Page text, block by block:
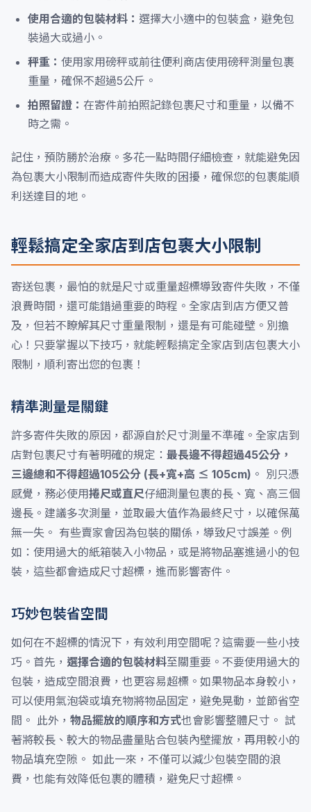
使用合適的包裝材料： 選擇大小適中的包裝盒，避免包
裝過大或過小。
秤重： 使用家用磅秤或前往便利商店使用磅秤測量包裹
重量，確保不超過5公斤。
拍照留證： 在寄件前拍照記錄包裹尺寸和重量，以備不
時之需。
記住，預防勝於治療。多花一點時間仔細檢查，就能避免因
為包裹大小限制而造成寄件失敗的困擾，確保您的包裹能順
利送達目的地。
輕鬆搞定全家店到店包裹大小限制
寄送包裹，最怕的就是尺寸或重量超標導致寄件失敗，不僅
浪費時間，還可能錯過重要的時程。全家店到店方便又普
及，但若不瞭解其尺寸重量限制，還是有可能碰壁。別擔
心！只要掌握以下技巧，就能輕鬆搞定全家店到店包裹大小
限制，順利寄出您的包裹！
精準測量是關鍵
許多寄件失敗的原因，都源自於尺寸測量不準確。全家店到
店對包裹尺寸有著明確的規定： 最長邊不得超過45公分，
三邊總和不得超過105公分 (長+寬+高 ≤ 105cm) 。 別只憑
感覺，務必使用捲尺或直尺仔細測量包裹的長、寬、高三個
邊長。建議多次測量，並取最大值作為最終尺寸，以確保萬
無一失。 有些賣家會因為包裝的關係，導致尺寸誤差。例
如：使用過大的紙箱裝入小物品，或是將物品塞進過小的包
裝，這些都會造成尺寸超標，進而影響寄件。
巧妙包裝省空間
如何在不超標的情況下，有效利用空間呢？這需要一些小技
巧。首先， 選擇合適的包裝材料至關重要。不要使用過大的
包裝，造成空間浪費，也更容易超標。如果物品本身較小，
可以使用氣泡袋或填充物將物品固定，避免晃動，並節省空
間。 此外， 物品擺放的順序和方式也會影響整體尺寸。 試
著將較長、較大的物品盡量貼合包裝內壁擺放，再用較小的
物品填充空隙。 如此一來，不僅可以減少包裝空間的浪
費，也能有效降低包裹的體積，避免尺寸超標。